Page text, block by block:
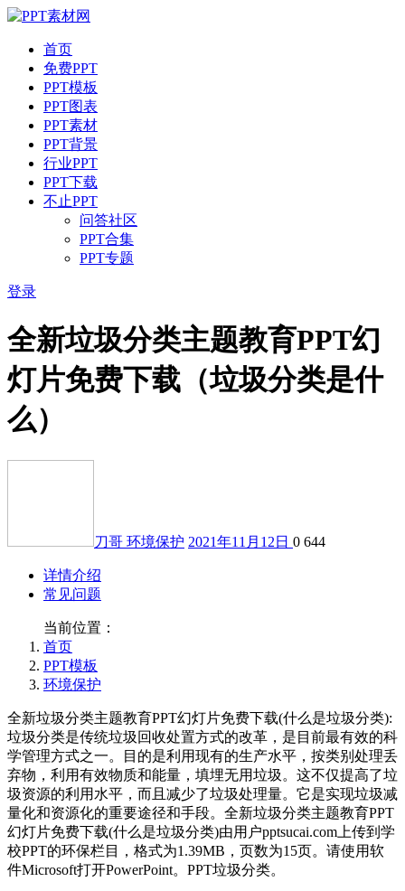
首页
免费PPT
PPT模板
PPT图表
PPT素材
PPT背景
行业PPT
PPT下载
不止PPT
问答社区
PPT合集
PPT专题
登录
全新垃圾分类主题教育PPT幻
灯片免费下载（垃圾分类是什
么）
刀哥 环境保护 2021年11月12日 0 644
详情介绍
常见问题
当前位置：
首页
PPT模板
环境保护
全新垃圾分类主题教育PPT幻灯片免费下载(什么是垃圾分类):
垃圾分类是传统垃圾回收处置方式的改革，是目前最有效的科
学管理方式之一。目的是利用现有的生产水平，按类别处理丢
弃物，利用有效物质和能量，填埋无用垃圾。这不仅提高了垃
圾资源的利用水平，而且减少了垃圾处理量。它是实现垃圾减
量化和资源化的重要途径和手段。全新垃圾分类主题教育PPT
幻灯片免费下载(什么是垃圾分类)由用户pptsucai.com上传到学
校PPT的环保栏目，格式为1.39MB，页数为15页。请使用软
件Microsoft打开PowerPoint。PPT垃圾分类。